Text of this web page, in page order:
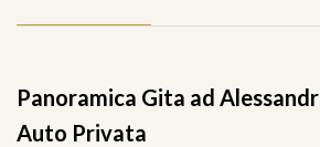
Panoramica Gita ad
Auto Privata